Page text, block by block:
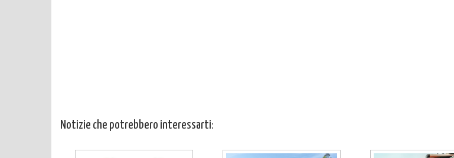
Notizie che potrebbero interessarti: